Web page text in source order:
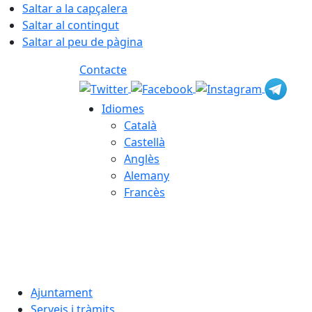
Saltar a la capçalera
Saltar al contingut
Saltar al peu de pàgina
Contacte
Idiomes
Català
Castellà
Anglès
Alemany
Francès
Ajuntament